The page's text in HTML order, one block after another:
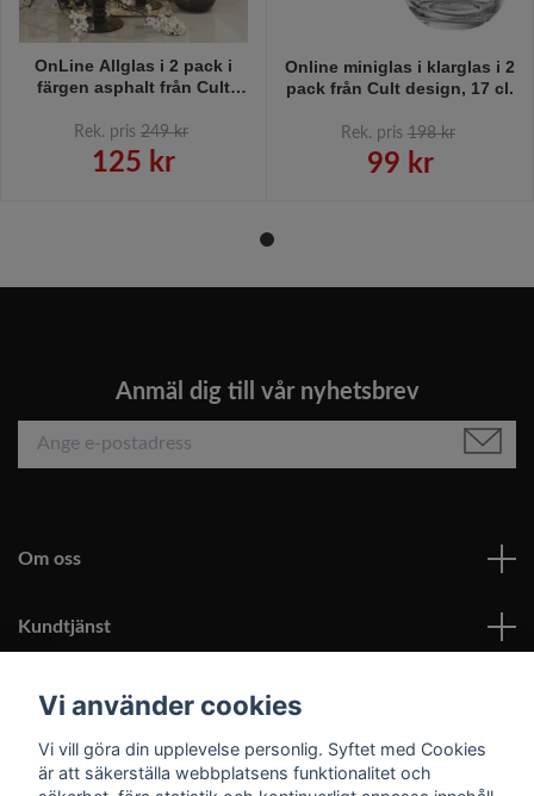
OnLine Allglas i 2 pack i
färgen asphalt från Cult
Rek. pris 249 kr
125 kr
Online miniglas i klarglas i 2
pack från Cult design, 17 cl.
Rek. pris 198 kr
99 kr
Anmäl dig till vår nyhetsbrev
Om oss
Kundtjänst
Läs mer
Sociala medier
Vi använder cookies
Vi vill göra din upplevelse personlig. Syftet med Cookies
är att säkerställa webbplatsens funktionalitet och